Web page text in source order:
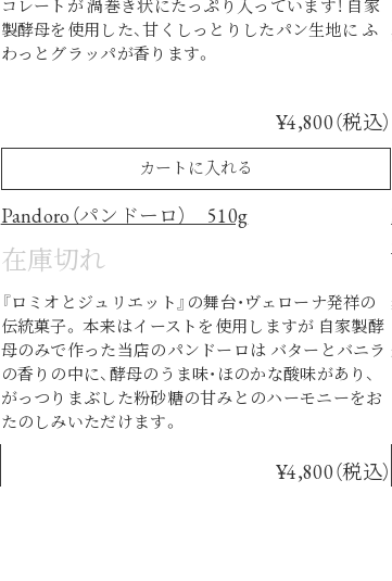
コレートが 渦巻き状にたっぷり入っています！ 自家
製酵母を使用した、甘くしっとりしたパン生地に ふ
わっとグラッパが香ります。
¥4,800（税込）
カートに入れる
Pandoro（パンドーロ） 510g
『ロミオとジュリエット』の舞台・ヴェローナ発祥の
伝統菓子。 本来はイーストを使用しますが 自家製酵
母のみで作った当店のパンドーロは バターとバニラ
の香りの中に、酵母のうま味・ほのかな酸味があり、
がっつりまぶした粉砂糖の甘みとのハーモニーをお
たのしみいただけます。
¥4,800（税込）
在庫切れ